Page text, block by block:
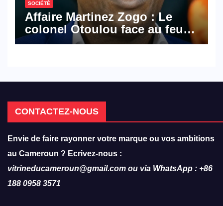
SOCIÉTÉ
Affaire Martinez Zogo : Le
colonel Otoulou face au feu
croisé des avocats de la
CONTACTEZ-NOUS
Envie de faire rayonner votre marque ou vos ambitions
au Cameroun ? Ecrivez-nous :
vitrineducameroun@gmail.com ou via WhatsApp : +86
188 0958 3571